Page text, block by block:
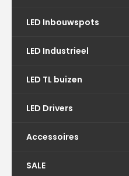
LED Inbouwspots
LED Industrieel
LED TL buizen
LED Drivers
Accessoires
SALE